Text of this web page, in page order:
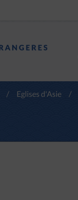
/ Eglises d'Asie /